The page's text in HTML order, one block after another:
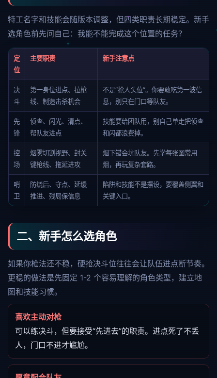
特工名字和技能会随版本调整，但四类职责长期稳定。新手
选角色前先问自己：我能不能完成这个位置的任务？
定
位
主要职责 新手注意点
决
斗
第一身位进点、拉枪
线、制造击杀机会
不是“抢人头位”。你要敢吃第一波信
息，别只在门口等队友。
先
锋
侦查、闪光、清点、
帮队友进点
技能要给团队用，别自己单走把侦查
和闪都浪费掉。
控
场
烟雾切割视野、封关
键枪线、拖延进攻
烟下错会坑队友。先学每张图常用
烟，再玩复杂套路。
哨
卫
防绕后、守点、延缓
推进、残局保信息
陷阱和技能不是摆设，要覆盖侧翼和
关键入口。
二、新手怎么选角色
如果你枪法还不稳，硬抢决斗位往往会让队伍进点断节奏。
更稳的做法是先固定 1-2 个容易理解的角色类型，建立地
图和技能习惯。
喜欢主动对枪
可以练决斗，但要接受“先进去”的职责。进点死了不丢
人，门口不进才尴尬。